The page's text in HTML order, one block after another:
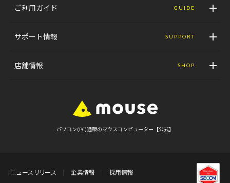
ご利用ガイド GUIDE
サポート情報 SUPPORT
店舗情報 SHOP
パソコン(PC)通販のマウスコンピューター【公式】
ニュースリリース 企業情報
採用情報